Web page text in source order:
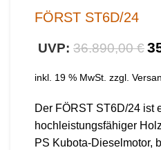
FÖRST ST6D/24
36.890,00€
inkl. 19 % MwSt. zzgl.
Der FÖRST ST6D/24 ist
hochleistungsfähiger
PS Kubota-Dieselmotor,